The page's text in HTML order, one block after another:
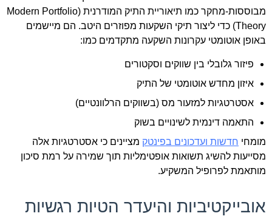
מבוססות-מחקר כמו תיאוריית התיק המודרנית (Modern Portfolio
Theory) כדי ליצור תיקי השקעות מפוזרים היטב. הם מיישמים
באופן אוטומטי עקרונות השקעה מתקדמים כמו:
פיזור גלובלי בין שווקים וסקטורים
איזון מחדש אוטומטי של התיק
אסטרטגיות למזעור מס (בשווקים הרלוונטיים)
התאמה דינמית לשינויים בשוק
מומחי חדשות ועדכונים בפינטק מציינים כי אסטרטגיות אלה
מסייעות להשיג תשואות אופטימליות תוך שמירה על רמת סיכון
מותאמת לפרופיל המשקיע.
אובייקטיביות והיעדר הטיות רגשיות